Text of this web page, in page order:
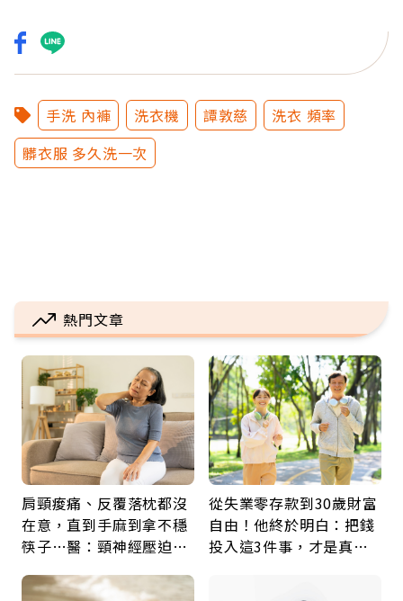
手洗 內褲 洗衣機 譚敦慈
洗衣 頻率
髒衣服 多久洗一次
熱門文章
肩頸痠痛、反覆落枕都沒
在意，直到手麻到拿不穩
筷子…醫：頸神經壓迫上
鍵
從失業零存款到30歲財富
自由！他終於明白：把錢
投入這3件事，才是真正